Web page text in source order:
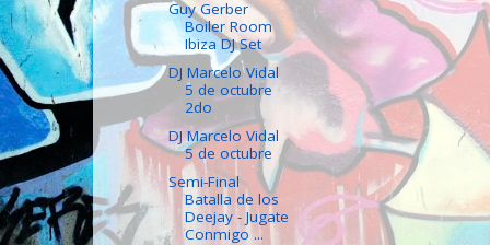
Guy Gerber
Boiler Room
Ibiza DJ Set
DJ Marcelo Vidal
5 de octubre
2do
DJ Marcelo Vidal
5 de octubre
Semi-Final
Batalla de los
Deejay - Jugate
Conmigo ...